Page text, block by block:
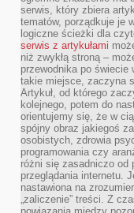
serwis, który zbiera
tematów, porządkuje je
logiczne ścieżki dla
serwis z artykułami
niż zwykłą stroną –
przewodnika po świecie
takie miejsce, zaczyna
Artykuł, od którego
kolejnego, potem do
orientujemy się, że w
spójny obraz jakiegoś
osobistych, zdrowia
programowania czy
różni się zasadniczo od
przeglądania internetu.
nastawiona na
„zaliczenie” treści. Z